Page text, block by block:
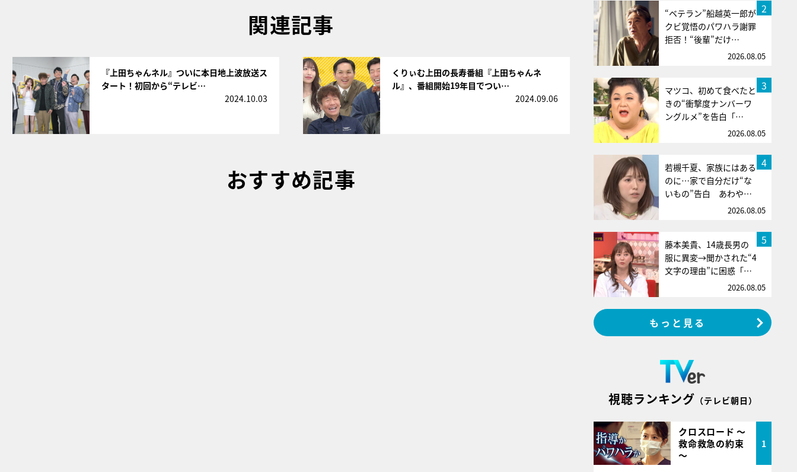
関連記事
『上田ちゃんネル』ついに本日地上波放送ス
タート！初回から“テレビ…
2024.10.03
くりぃむ上田の長寿番組『上田ちゃんネ
ル』、番組開始19年目でつい…
2024.09.06
おすすめ記事
2
“ベテラン”船越英一郎が
クビ覚悟のパワハラ謝罪
拒否！“後輩”だけ…
2026.08.05
3
マツコ、初めて食べたと
きの“衝撃度ナンバーワ
ングルメ”を告白「…
2026.08.05
4
若槻千夏、家族にはある
のに…家で自分だけ“な
いもの”告白 あわや…
2026.08.05
5
藤本美貴、14歳長男の
服に異変→聞かされた“4
文字の理由”に困惑「…
2026.08.05
もっと見る
視聴ランキング （テレビ朝日）
クロスロード ～
救命救急の約束
～
1